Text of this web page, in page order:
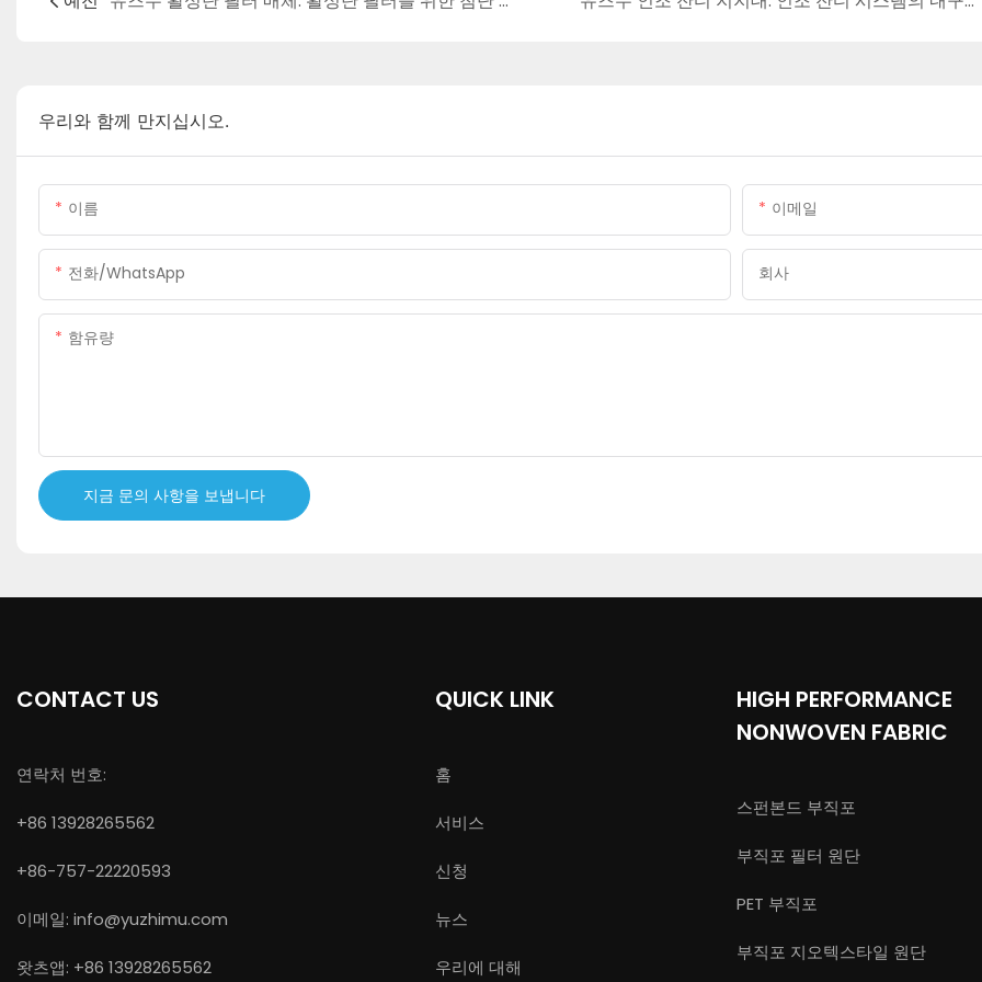
우리와 함께 만지십시오.
이름 이메일
전화/WhatsApp 회사
함유량
지금 문의 사항을 보냅니다
CONTACT US
연락처 번호:
+86 13928265562
+86-757-22220593
이메일: info@yuzhimu.com
왓츠앱: +86 13928265562
QUICK LINK
홈
서비스
신청
뉴스
우리에 대해
HIGH PERFORMANCE
NONWOVEN FABRIC
스펀본드 부직포
부직포 필터 원단
PET 부직포
부직포 지오텍스타일 원단